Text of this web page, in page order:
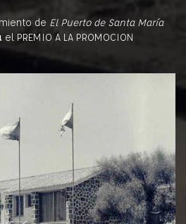
de El Puerto de Santa María
el PREMIO A LA PROMOCION